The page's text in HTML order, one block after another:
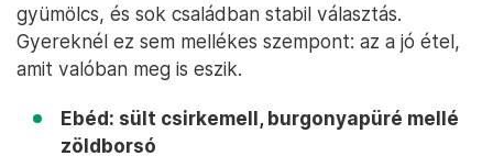
gyümölcs, és sok családban stabil választás.
Gyereknél ez sem mellékes szempont: az a jó étel,
amit valóban meg is eszik.
Ebéd: sült csirkemell, burgonyapüré mellé
zöldborsó